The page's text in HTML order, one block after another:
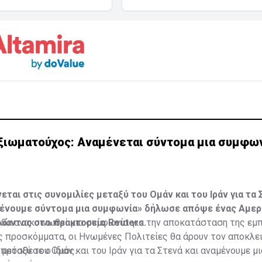
Αναμένεται σύντομα μια
στις συνομιλίες μεταξύ του Ομάν και του Ιράν για τα
σύντομα μια συμφωνία» δήλωσε απόψε ένας
στο πρακτορείο Reuters.
ανακοινωθεί μια συμφωνία για την αποκατάσταση της
προσκόμματα, οι Ηνωμένες Πολιτείες θα άρουν τον
ο ίδιος.
του Ομάν και του Ιράν για τα Στενά και αναμένουμε